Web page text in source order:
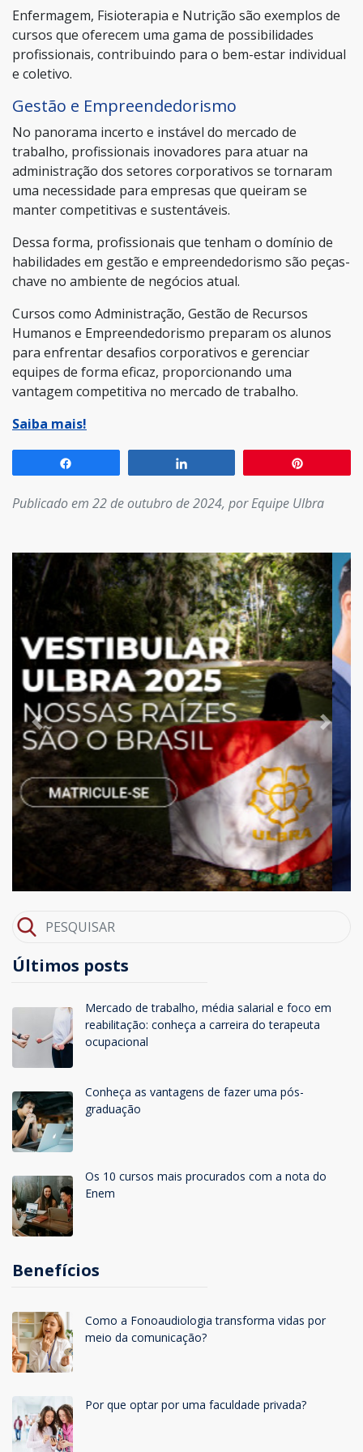
Enfermagem, Fisioterapia e Nutrição são exemplos de
cursos que oferecem uma gama de possibilidades
profissionais, contribuindo para o bem-estar individual
e coletivo.
Gestão e Empreendedorismo
No panorama incerto e instável do mercado de
trabalho, profissionais inovadores para atuar na
administração dos setores corporativos se tornaram
uma necessidade para empresas que queiram se
manter competitivas e sustentáveis.
Dessa forma, profissionais que tenham o domínio de
habilidades em gestão e empreendedorismo são peças-
chave no ambiente de negócios atual.
Cursos como Administração, Gestão de Recursos
Humanos e Empreendedorismo preparam os alunos
para enfrentar desafios corporativos e gerenciar
equipes de forma eficaz, proporcionando uma
vantagem competitiva no mercado de trabalho.
Saiba mais!
Publicado em 22 de outubro de 2024, por Equipe Ulbra
Previous Next
Últimos posts
Mercado de trabalho, média salarial e foco em
reabilitação: conheça a carreira do terapeuta
ocupacional
Conheça as vantagens de fazer uma pós-
graduação
Os 10 cursos mais procurados com a nota do
Enem
Benefícios
Como a Fonoaudiologia transforma vidas por
meio da comunicação?
Por que optar por uma faculdade privada?